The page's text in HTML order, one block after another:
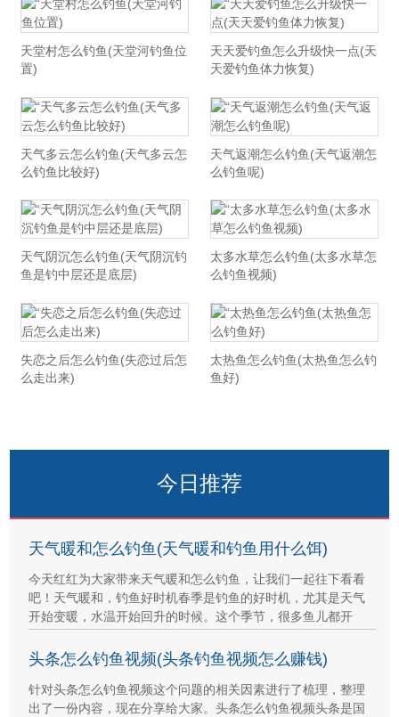
天堂村怎么钓鱼(天堂河钓鱼位
置)
天天爱钓鱼怎么升级快一点(天
天爱钓鱼体力恢复)
天气多云怎么钓鱼(天气多云怎
么钓鱼比较好)
天气返潮怎么钓鱼(天气返潮怎
么钓鱼呢)
天气阴沉怎么钓鱼(天气阴沉钓
鱼是钓中层还是底层)
太多水草怎么钓鱼(太多水草怎
么钓鱼视频)
失恋之后怎么钓鱼(失恋过后怎
么走出来)
太热鱼怎么钓鱼(太热鱼怎么钓
鱼好)
今日推荐
天气暖和怎么钓鱼(天气暖和钓鱼用什么饵)
今天红红为大家带来天气暖和怎么钓鱼，让我们一起往下看看
吧！天气暖和，钓鱼好时机春季是钓鱼的好时机，尤其是天气
开始变暖，水温开始回升的时候。这个季节，很多鱼儿都开
头条怎么钓鱼视频(头条钓鱼视频怎么赚钱)
针对头条怎么钓鱼视频这个问题的相关因素进行了梳理，整理
出了一份内容，现在分享给大家。头条怎么钓鱼视频头条是国